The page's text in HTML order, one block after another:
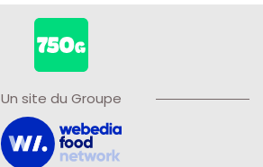
Un site du Groupe